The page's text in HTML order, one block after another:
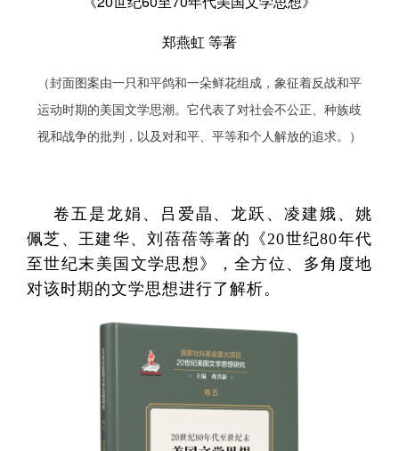
郑燕虹 等著
（封面图案由一只和平鸽和一朵鲜花组成，象征着反战和平
运动时期的美国文学思潮。它代表了对社会不公正、种族歧
视和战争的批判，以及对和平、平等和个人解放的追求。）
卷五是龙娟、吕爱晶、龙跃、凌建娥、姚
佩芝、王建华、刘蓓蓓等著的《20世纪80年代
至世纪末美国文学思想》，全方位、多角度地
对该时期的文学思想进行了解析。